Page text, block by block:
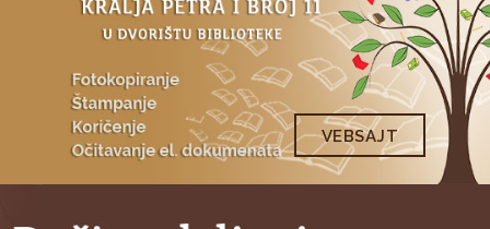
VEBSAJT